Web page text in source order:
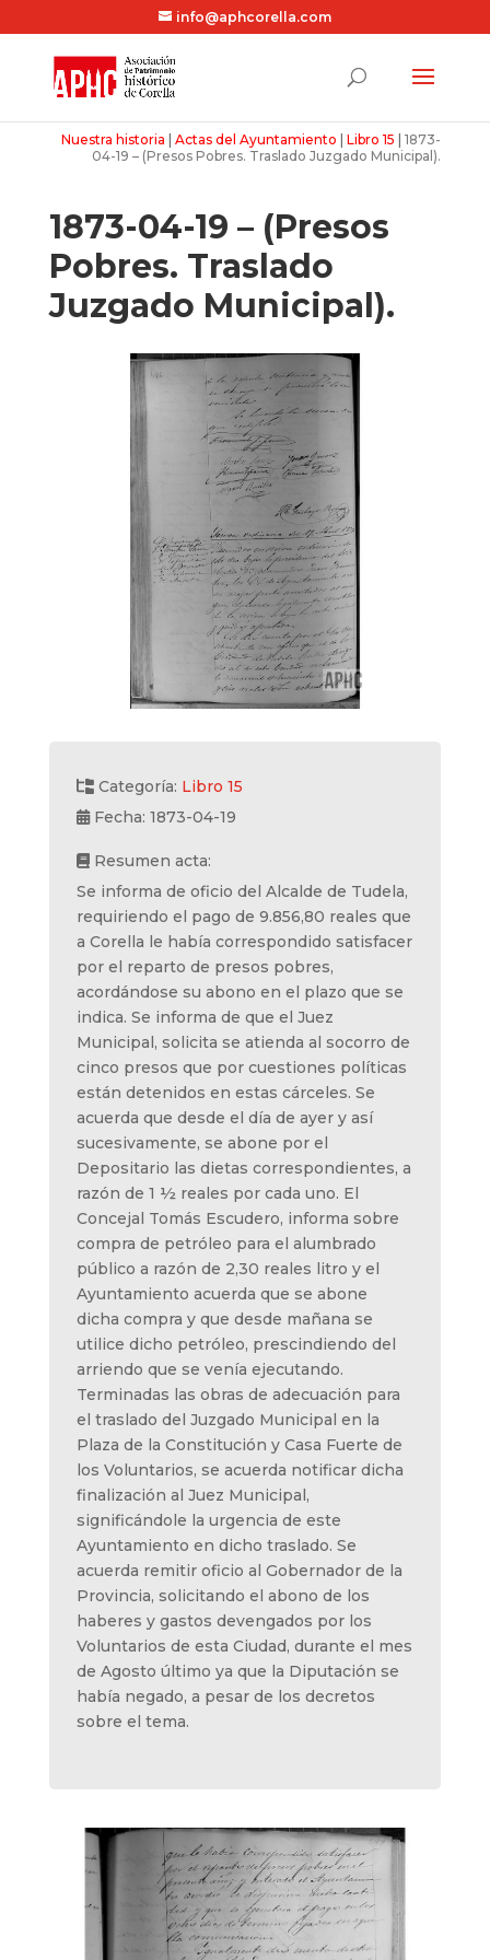
info@aphcorella.com
Nuestra historia |Actas del Ayuntamiento |Libro 15 |1873-
04-19 – (Presos Pobres. Traslado Juzgado Municipal).
1873-04-19 – (Presos
Pobres. Traslado
Juzgado Municipal).
Categoría: Libro 15
Fecha: 1873-04-19
Resumen acta:
Se informa de oficio del Alcalde de Tudela,
requiriendo el pago de 9.856,80 reales que
a Corella le había correspondido satisfacer
por el reparto de presos pobres,
acordándose su abono en el plazo que se
indica. Se informa de que el Juez
Municipal, solicita se atienda al socorro de
cinco presos que por cuestiones políticas
están detenidos en estas cárceles. Se
acuerda que desde el día de ayer y así
sucesivamente, se abone por el
Depositario las dietas correspondientes, a
razón de 1 ½ reales por cada uno. El
Concejal Tomás Escudero, informa sobre
compra de petróleo para el alumbrado
público a razón de 2,30 reales litro y el
Ayuntamiento acuerda que se abone
dicha compra y que desde mañana se
utilice dicho petróleo, prescindiendo del
arriendo que se venía ejecutando.
Terminadas las obras de adecuación para
el traslado del Juzgado Municipal en la
Plaza de la Constitución y Casa Fuerte de
los Voluntarios, se acuerda notificar dicha
finalización al Juez Municipal,
significándole la urgencia de este
Ayuntamiento en dicho traslado. Se
acuerda remitir oficio al Gobernador de la
Provincia, solicitando el abono de los
haberes y gastos devengados por los
Voluntarios de esta Ciudad, durante el mes
de Agosto último ya que la Diputación se
había negado, a pesar de los decretos
sobre el tema.